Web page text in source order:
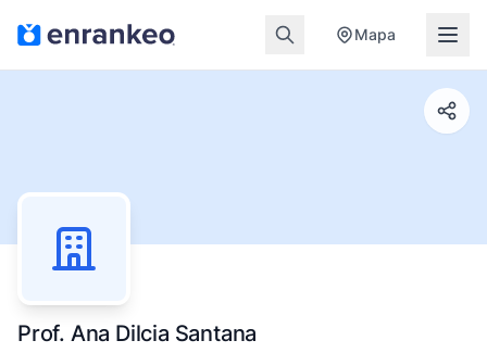
Mapa
Prof. Ana Dilcia Santana